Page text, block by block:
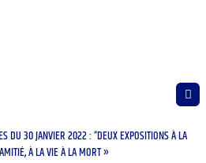
DU 30 JANVIER 2022 : “DEUX EXPOSITIONS À LA
À LA VIE À LA MORT »